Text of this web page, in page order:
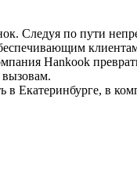
Следуя по пути
Hankook
Екатеринбурге, в